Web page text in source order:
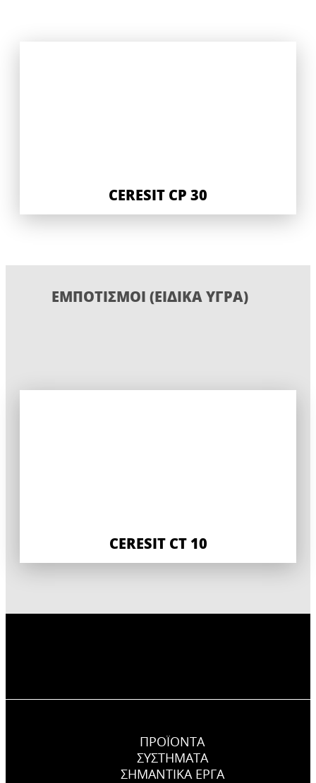
CERESIT CP 30
ΕΜΠΟΤΙΣΜΟΊ (ΕΙΔΙΚΆ ΥΓΡΆ)
CERESIT CT 10
ΠΡΟΪΟΝΤΑ
ΣΥΣΤΉΜΑΤΑ
ΣΗΜΑΝΤΙΚΆ ΕΡΓΑ